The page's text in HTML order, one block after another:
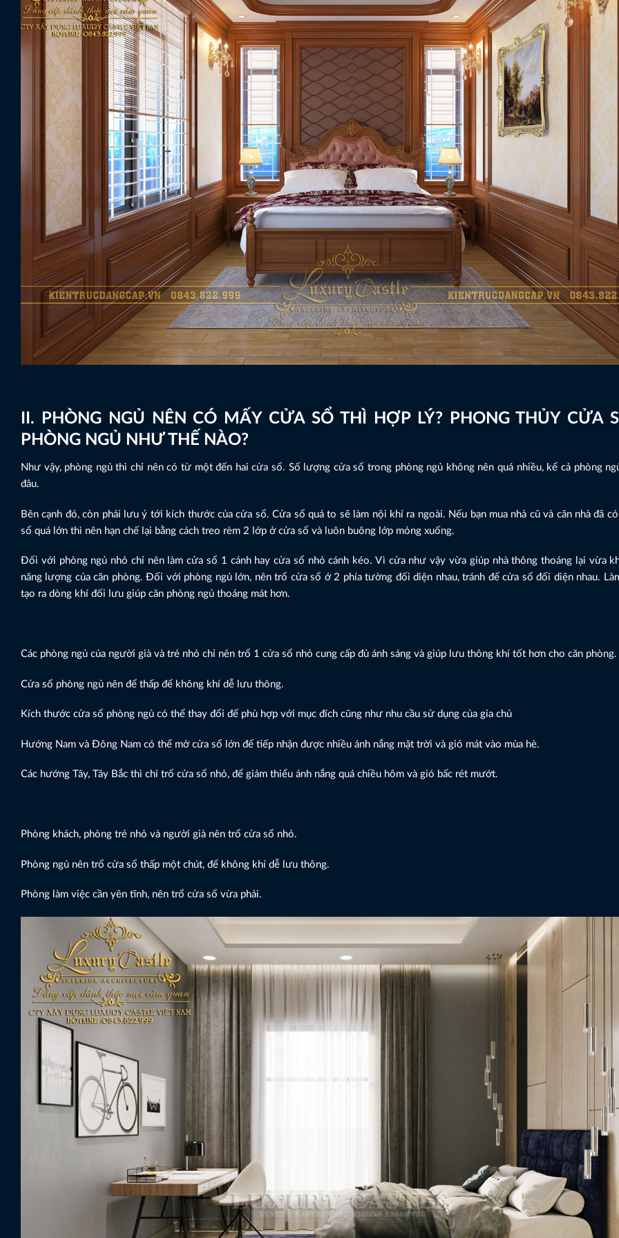
II. PHÒNG NGỦ NÊN CÓ MẤY CỬA SỔ THÌ HỢP LÝ? PHONG THỦY CỬA
PHÒNG NGỦ NHƯ THẾ NÀO?
Như vậy, phòng ngủ thì chỉ nên có từ một đến hai cửa sổ. Số lượng cửa sổ trong phòng ngủ không nên quá nhiều, kể cả phòng
đâu.
Bên cạnh đó, còn phải lưu ý tới kích thước của cửa sổ. Cửa sổ quá to sẽ làm nội khí ra ngoài. Nếu bạn mua nhà cũ và căn nhà đã
sổ quá lớn thì nên hạn chế lại bằng cách treo rèm 2 lớp ở cửa sổ và luôn buông lớp mỏng xuống.
Đối với phòng ngủ nhỏ chỉ nên làm cửa sổ 1 cánh hay cửa sổ nhỏ cánh kéo. Vì cửa như vậy vừa giúp nhà thông thoáng lại vừa
năng lượng của căn phòng. Đối với phòng ngủ lớn, nên trổ cửa sổ ớ 2 phía tường đối diện nhau, tránh để cửa sổ đối diện nhau.
tạo ra dòng khí đối lưu giúp căn phòng ngủ thoáng mát hơn.
Các phòng ngủ của người già và trẻ nhỏ chỉ nên trổ 1 cửa sổ nhỏ cung cấp đủ ánh sáng và giúp lưu thông khí tốt hơn cho căn phòng.
Cửa sổ phòng ngủ nên để thấp để không khí dễ lưu thông.
Kích thước cửa sổ phòng ngủ có thể thay đổi để phù hợp với mục đích cũng như nhu cầu sử dụng của gia chủ
Hướng Nam và Đông Nam có thể mở cửa sổ lớn để tiếp nhận được nhiều ánh nắng mặt trời và gió mát vào mùa hè.
Các hướng Tây, Tây Bắc thì chỉ trổ cửa sổ nhỏ, để giảm thiểu ánh nắng quá chiều hôm và gió bấc rét mướt.
Phòng khách, phòng trẻ nhỏ và người già nên trổ cửa sổ nhỏ.
Phòng ngủ nên trổ cửa sổ thấp một chút, để không khí dễ lưu thông.
Phòng làm việc cần yên tĩnh, nên trổ cửa sổ vừa phải.